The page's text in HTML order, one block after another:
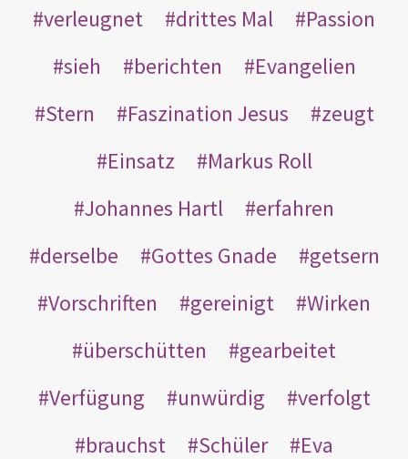
verleugnet
drittes Mal
Passion
sieh
berichten
Evangelien
Stern
Faszination Jesus
zeugt
Einsatz
Markus Roll
Johannes Hartl
erfahren
derselbe
Gottes Gnade
getsern
Vorschriften
gereinigt
Wirken
überschütten
gearbeitet
Verfügung
unwürdig
verfolgt
brauchst
Schüler
Eva